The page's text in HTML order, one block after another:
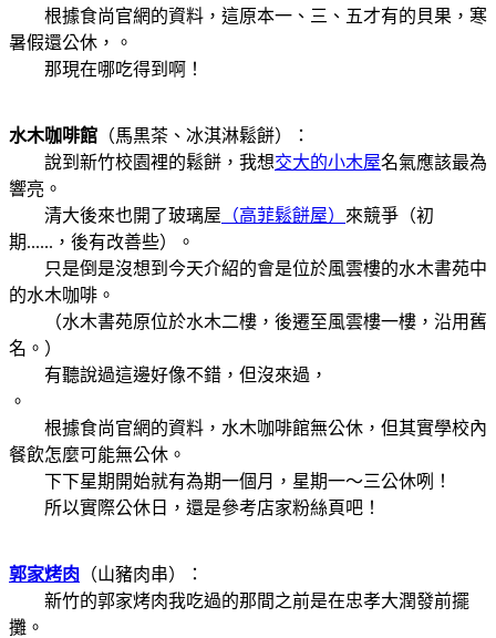
根據食尚官網的資料，這原本一、三、五才有的貝果 ， 寒
暑假還公休，
。
那現在哪吃得到啊！
水木咖啡館 （馬黒茶、冰淇淋鬆餅）：
說到新竹校園裡的鬆餅，我想交大的小木屋名氣應該最為
響亮。
清大後來也開了玻璃屋 （高菲鬆餅屋） 來競爭（初
期......，後有改善些）。
只是倒是沒想到今天介紹的會是位於風雲樓的水木書苑中
的水木咖啡。
（水木書苑原位於水木二樓，後遷至風雲樓一樓，沿用舊
名。）
有聽說過這邊好像不錯，但沒來過，
。
根據食尚官網的資料， 水木咖啡館無公休，但其實學校內
餐飲怎麼可能無公休。
下下星期開始就有為期一個月，星期一～三公休咧！
所以實際公休日，還是參考店家粉絲頁吧！
郭家烤肉 （山豬肉串）：
新竹的郭家烤肉我吃過的那間之前是在忠孝大潤發前擺
攤。